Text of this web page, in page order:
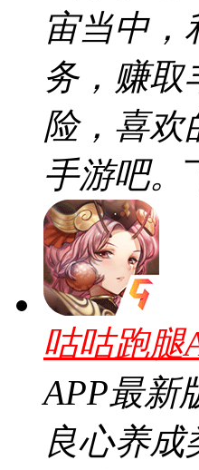
宙当中
务，赚取
险，喜欢
手游吧。
咕咕跑腿
APP最新
良心养